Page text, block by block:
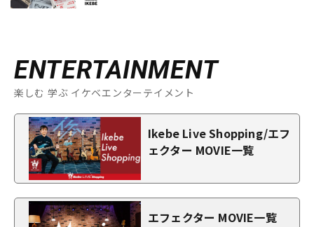
ENTERTAINMENT
楽しむ 学ぶ イケベエンターテイメント
Ikebe Live Shopping/エフ
ェクター MOVIE一覧
エフェクター MOVIE一覧